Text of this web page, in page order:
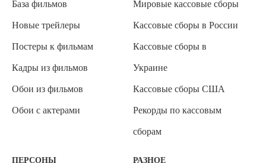
База фильмов
Новые трейлеры
Постеры к фильмам
Кадры из фильмов
Обои из фильмов
Обои с актерами
Мировые кассовые сборы
Кассовые сборы в России
Кассовые сборы в
Украине
Кассовые сборы США
Рекорды по кассовым
сборам
ПЕРСОНЫ РАЗНОЕ